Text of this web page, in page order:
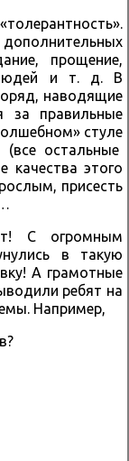
прощение,
людей и т. д. В
наводящие
правильные
стуле
остальные
качества этого
присесть
С огромным
в такую
А грамотные
ребят на
Например,